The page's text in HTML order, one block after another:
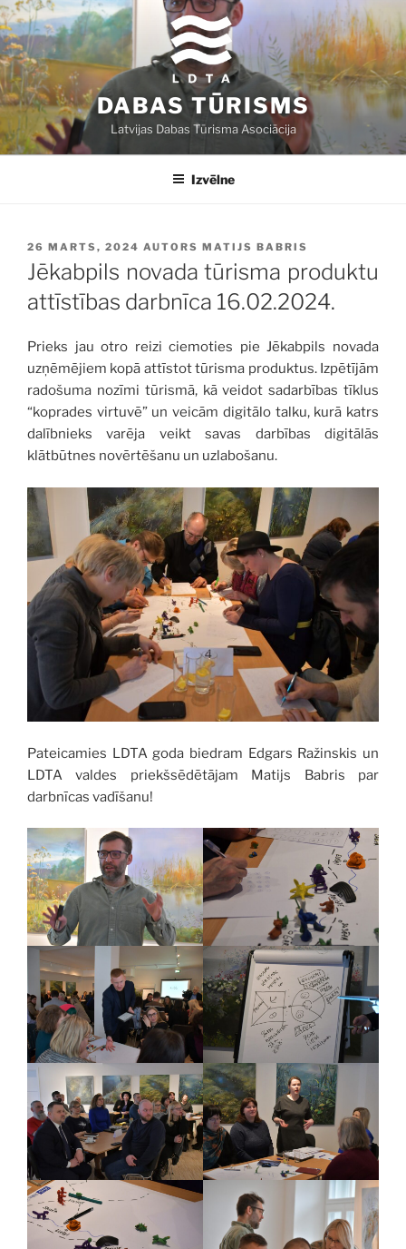
Doties
uz
saturu
DABAS TŪRISMS
Latvijas Dabas Tūrisma Asociācija
Izvēlne
PUBLICĒTS
26 MARTS, 2024 AUTORS MATIJS BABRIS
Jēkabpils novada tūrisma produktu
attīstības darbnīca 16.02.2024.
Prieks jau otro reizi ciemoties pie Jēkabpils novada
uzņēmējiem kopā attīstot tūrisma produktus. Izpētījām
radošuma nozīmi tūrismā, kā veidot sadarbības tīklus
“koprades virtuvē” un veicām digitālo talku, kurā katrs
dalībnieks varēja veikt savas darbības digitālās
klātbūtnes novērtēšanu un uzlabošanu.
Pateicamies LDTA goda biedram Edgars Ražinskis un
LDTA valdes priekšsēdētājam Matijs Babris par
darbnīcas vadīšanu!